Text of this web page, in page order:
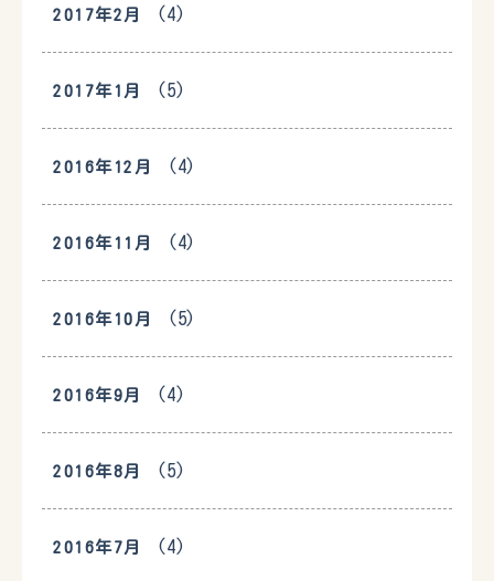
2017年2月 (4)
2017年1月 (5)
2016年12月 (4)
2016年11月 (4)
2016年10月 (5)
2016年9月 (4)
2016年8月 (5)
2016年7月 (4)